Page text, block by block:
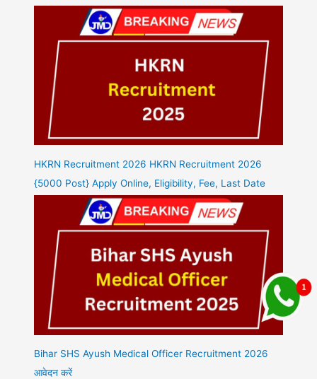
HKRN Recruitment 2026 HKRN Recruitment 2026
{5000 Post} Apply Online, Eligibility, Fee, Last Date
Bihar SHS Ayush Medical Officer Recruitment 2026
आवेदन करें